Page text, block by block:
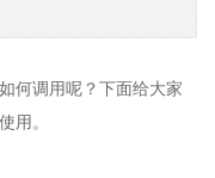
何调用呢？下面给大家
用。